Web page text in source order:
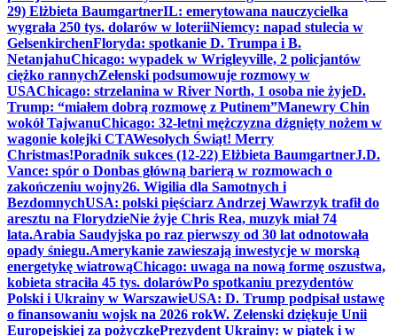
29) Elżbieta BaumgartnerIL: emerytowana nauczycielka
wygrała 250 tys. dolarów w loteriiNiemcy: napad stulecia w
GelsenkirchenFloryda: spotkanie D. Trumpa i B.
NetanjahuChicago: wypadek w Wrigleyville, 2 policjantów
ciężko rannychZełenski podsumowuje rozmowy w
USAChicago: strzelanina w River North, 1 osoba nie żyjeD.
Trump: “miałem dobrą rozmowę z Putinem”Manewry Chin
wokół TajwanuChicago: 32-letni mężczyzna dźgnięty nożem w
wagonie kolejki CTAWesołych Świąt! Merry
Christmas!Poradnik sukces (12-22) Elżbieta BaumgartnerJ.D.
Vance: spór o Donbas główną barierą w rozmowach o
zakończeniu wojny26. Wigilia dla Samotnych i
BezdomnychUSA: polski pięściarz Andrzej Wawrzyk trafił do
aresztu na FlorydzieNie żyje Chris Rea, muzyk miał 74
lata.Arabia Saudyjska po raz pierwszy od 30 lat odnotowała
opady śniegu.Amerykanie zawieszają inwestycje w morską
energetykę wiatrowąChicago: uwaga na nową formę oszustwa,
kobieta straciła 45 tys. dolarówPo spotkaniu prezydentów
Polski i Ukrainy w WarszawieUSA: D. Trump podpisał ustawę
o finansowaniu wojsk na 2026 rokW. Zełenski dziękuje Unii
Europejskiej za pożyczkęPrezydent Ukrainy: w piątek i w